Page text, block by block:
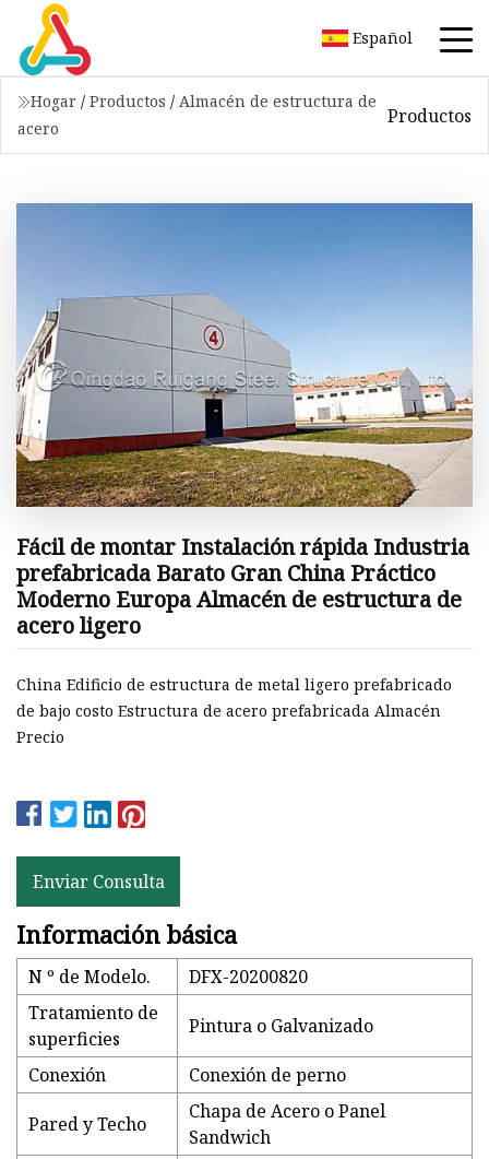
Español
Hogar / Productos / Almacén de estructura de
acero
Productos
Fácil de montar Instalación rápida Industria
prefabricada Barato Gran China Práctico
Moderno Europa Almacén de estructura de
acero ligero
China Edificio de estructura de metal ligero prefabricado
de bajo costo Estructura de acero prefabricada Almacén
Precio
Enviar Consulta
Información básica
N º de Modelo.
DFX-20200820
Tratamiento de
superficies
Pintura o Galvanizado
Conexión Conexión de perno
Pared y Techo
Chapa de Acero o Panel
Sandwich